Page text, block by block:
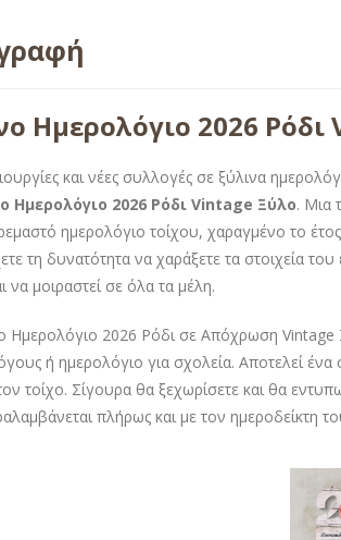
Ημερολόγιο 2026
και νέες συλλογές σε ξύλινα
Ημερολόγιο 2026 Ρόδι Vintage Ξύλο. Μια
ημερολόγιο τοίχου, χαραγμένο το
τη δυνατότητα να χαράξετε τα στοιχεία
να μοιραστεί σε όλα τα μέλη.
Ημερολόγιο 2026 Ρόδι σε Απόχρωση Vintage
ή ημερολόγιο για σχολεία. Αποτελεί
τοίχο. Σίγουρα θα ξεχωρίσετε και θα
πλήρως και με τον ημεροδείκτη